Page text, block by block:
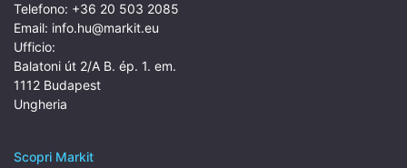
Telefono: +36 20 503 2085
Email: info.hu@markit.eu
Ufficio:
Balatoni út 2/A B. ép. 1. em.
1112 Budapest
Ungheria
Scopri Markit